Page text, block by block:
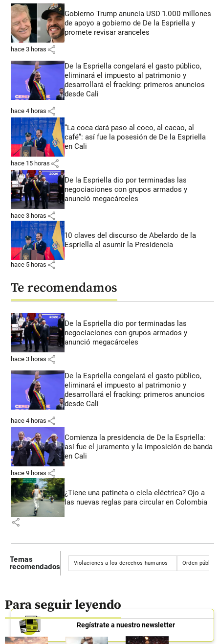
Gobierno Trump anuncia USD 1.000 millones
de apoyo a gobierno de De la Espriella y
promete revisar aranceles
hace 3 horas share
De la Espriella congelará el gasto público,
eliminará el impuesto al patrimonio y
desarrollará el fracking: primeros anuncios
desde Cali
hace 4 horas share
“La coca dará paso al coco, al cacao, al
café”: así fue la posesión de De la Espriella
en Cali
hace 15 horas share
De la Espriella dio por terminadas las
negociaciones con grupos armados y
anunció megacárceles
hace 3 horas share
10 claves del discurso de Abelardo de la
Espriella al asumir la Presidencia
hace 5 horas share
Te recomendamos
De la Espriella dio por terminadas las
negociaciones con grupos armados y
anunció megacárceles
hace 3 horas share
De la Espriella congelará el gasto público,
eliminará el impuesto al patrimonio y
desarrollará el fracking: primeros anuncios
desde Cali
hace 4 horas share
Comienza la presidencia de De la Espriella:
así fue el juramento y la imposición de banda
en Cali
hace 9 horas share
¿Tiene una patineta o cicla eléctrica? Ojo a
las nuevas reglas para circular en Colombia
share
Temas
recomendados
Violaciones a los derechos humanos Orden público
Para seguir leyendo
Regístrate a nuestro newsletter